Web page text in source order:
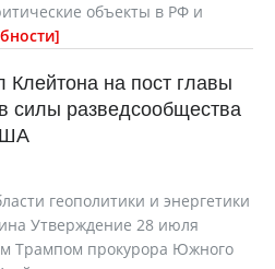
объекты в РФ и
на пост главы
силы разведсообщества
геополитики и энергетики
Утверждение 28 июля
Трампом прокурора Южного